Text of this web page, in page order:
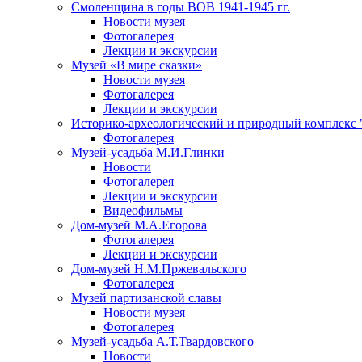
Смоленщина в годы ВОВ 1941-1945 гг.
Новости музея
Фотогалерея
Лекции и экскурсии
Музей «В мире сказки»
Новости музея
Фотогалерея
Лекции и экскурсии
Историко-археологический и природный комплекс
Фотогалерея
Музей-усадьба М.И.Глинки
Новости
Фотогалерея
Лекции и экскурсии
Видеофильмы
Дом-музей М.А.Егорова
Фотогалерея
Лекции и экскурсии
Дом-музей Н.М.Пржевальского
Фотогалерея
Музей партизанской славы
Новости музея
Фотогалерея
Музей-усадьба А.Т.Твардовского
Новости